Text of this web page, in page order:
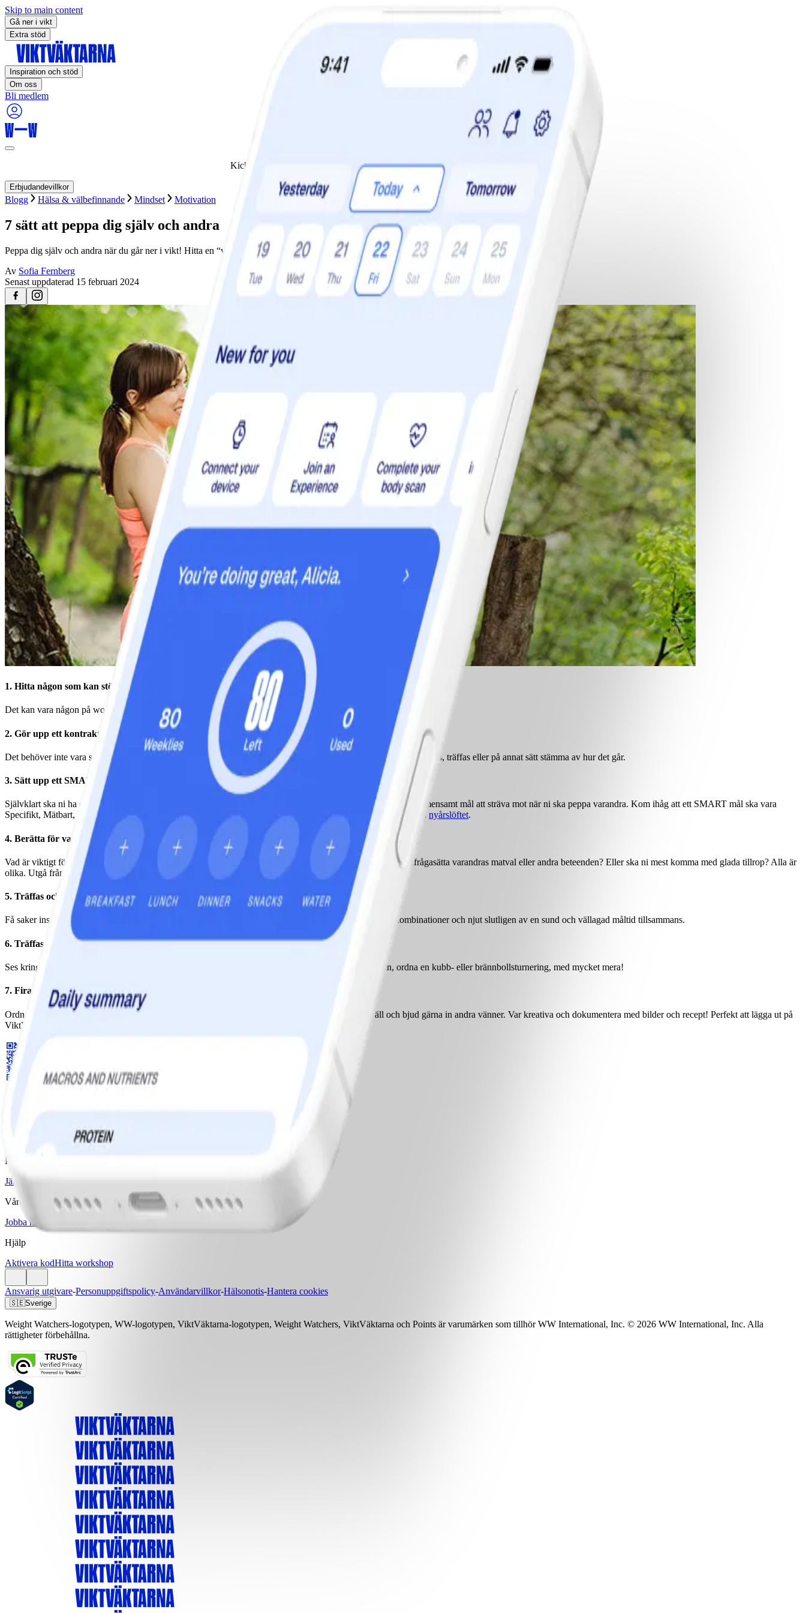
Skip to main content
Gå ner i vikt
Extra stöd
Inspiration och stöd
Om oss
Bli medlem
Kickstarta din viktminskningsresa nu! Spara 50% när du tecknar 12 månaders medlemskap.
Erbjudandevillkor
Blogg Hälsa & välbefinnande Mindset Motivation
7 sätt att peppa dig själv och andra
Peppa dig själv och andra när du går ner i vikt! Hitta en “viktpartner”, gör ett kontrakt och sätt upp mål. Tillsammans blir ni starkare!
Av Sofia Fernberg
Senast uppdaterad 15 februari 2024
1. Hitta någon som kan stötta dig - som du kan stötta tillbaka!
Det kan vara någon på workshopen, i Community , en kollega, vän eller familjemedlem.
2. Gör upp ett kontrakt!
Det behöver inte vara så formellt. Men det är viktigt att det, till exempel, står i kalendern att ni regelbundet ska höras, träffas eller på annat sätt stämma av hur det går.
3. Sätt upp ett SMART mål!
Självklart ska ni ha egna, individuella mål i grunden för att lyckas bäst. Men det kan också vara bra att ha ett gemensamt mål att sträva mot när ni ska peppa varandra. Kom ihåg att ett SMART mål ska vara
Specifikt, Mätbart, Accepterat, Realistiskt och Tidsatt. Läs mer om hur
du kan använda SMART mål för att hålla nyårslöftet.
4. Berätta för varandra hur ni vill bli peppade!
Vad är viktigt för er? Ha någon att ringa mitt i natten? Att någon drar med dig till gymmet? Ska ni gå in och ifrågasätta varandras matval eller andra beteenden? Eller ska ni mest komma med glada tillrop? Alla är
olika. Utgå från dina egna behov och respektera andras.
5. Träffas och laga mat ihop ibland!
Få saker inspirerar så mycket som att stå vid grytorna tillsammans. Dela tips och trix, upptäck nya smakkombinationer och njut slutligen av en sund och vällagad måltid tillsammans.
6. Träffas utan mat ibland!
Ses kring något helt annat mellan varven. Intressant föreläsning, sjunga i kör, cykeltur i friska vårluften, ordna en kubb- eller brännbollsturnering, med mycket mera!
7. Fira era framgångar!
Ordna en fest med alkoholfria drinkar, smoothies och nyttiga tilltugg. Se det som en inspirationskväll och bjud gärna in andra vänner. Var kreativa och dokumentera med bilder och recept! Perfekt att lägga ut på
ViktVäktarna® Community för att peppa ännu fler! Och kom ihåg att slå klackarna i taket också!
Bas+ KlimakterietGLP-1 Stöd
Priser & Erbjudanden
Jämför program & priser
Vårt företag
Jobba med oss
Hjälp
Aktivera kodHitta workshop
Ansvarig utgivare-Personuppgiftspolicy-Användarvillkor-Hälsonotis-Hantera cookies
🇸🇪Sverige
Weight Watchers-logotypen, WW-logotypen, ViktVäktarna-logotypen, Weight Watchers, ViktVäktarna och Points är varumärken som tillhör WW International, Inc. © 2026 WW International, Inc. Alla
rättigheter förbehållna.